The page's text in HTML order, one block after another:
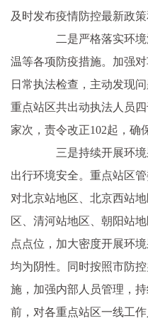
及时发布疫情防控最新政
二是严格落实环境
温等各项防疫措施。加强
日常执法检查，主动发现
重点站区共出动执法人员
家次，责令改正102起，确
三是持续开展环境
出行环境安全。重点站区
对北京站地区、北京西站
区、清河站地区、朝阳站
点点位，加大密度开展环
均为阴性。同时按照市防
施，加强内部人员管理，
前，对各重点站区一线工